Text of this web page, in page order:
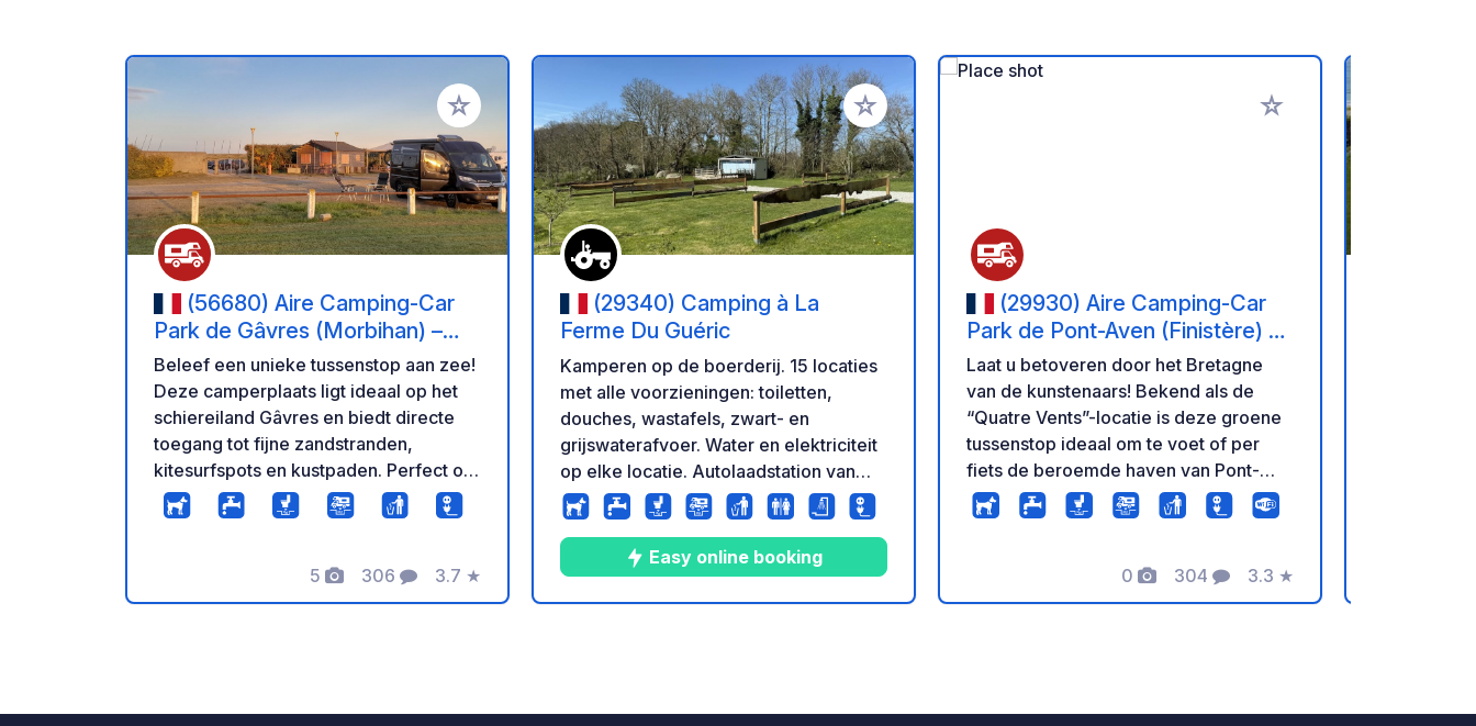
Voeg toe aan je favorieten
(56680) Aire Camping-Car
Park de Gâvres (Morbihan) –
Presqu'île et Plages de
l'Atlantique
Beleef een unieke tussenstop aan zee!
Deze camperplaats ligt ideaal op het
schiereiland Gâvres en biedt directe
toegang tot fijne zandstranden,
kitesurfspots en kustpaden. Perfect om
de frisse zeelucht van Bretagne in te
ademen. Geniet van een comfortabel
elektriciteit bij elke aansluiting, een
moderne lozingszone, gratis wifi en
5
Foto's
306
Commentaren
3.7
Beoordeling
★
Voeg toe aan je favorieten
(29340) Camping à La
Ferme Du Guéric
Kamperen op de boerderij. 15 locaties
met alle voorzieningen: toiletten,
douches, wastafels, zwart- en
grijswaterafvoer. Water en elektriciteit
op elke locatie. Autolaadstation van
22Kw (€ 0,35/kwh). 15 minuten lopen
van het centrum van Pont-Aven.
Picknicktafel en barbecue aanwezig.
Aankomst vanaf 14.00 uur en vertrek
vóór 13.30 uur. Ter plaatse te koop zijn
Easy online booking
Voeg toe aan je favorieten
(29930) Aire Camping-Car
Park de Pont-Aven (Finistère) –
Cité des Peintres et Gorges de
l'Aven
Laat u betoveren door het Bretagne
van de kunstenaars! Bekend als de
“Quatre Vents”-locatie is deze groene
tussenstop ideaal om te voet of per
fiets de beroemde haven van Pont-
Aven, zijn kunstgalerijen, molens en de
prachtige paden langs de rivier te
voorzieningen: vlakke en verharde
standplaatsen,
0
Foto's
304
Commentaren
3.3
Beoordeling
★